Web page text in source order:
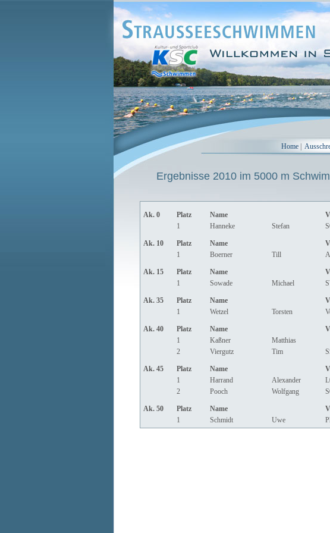
Home
Ergebnisse 2010 im 5000 m
Ak. 0 Platz Name
1
Hanneke Stefan
Ak. 10 Platz Name
1
Boerner Till
Ak. 15 Platz Name
1
Sowade Michael
Ak. 35 Platz Name
1
Wetzel Torsten
Ak. 40 Platz Name
1
Kaßner Matthias
2
Viergutz Tim
Ak. 45 Platz Name
1
Harrand Alexander
2
Pooch Wolfgang
Ak. 50 Platz Name
1
Schmidt Uwe